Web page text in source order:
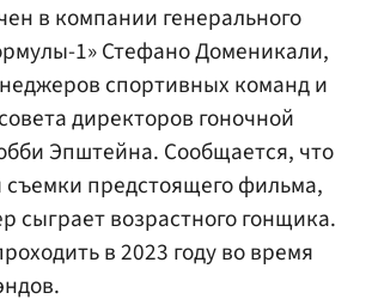
в компании генерального
1» Стефано Доменикали,
спортивных команд и
директоров гоночной
Эпштейна. Сообщается, что
съемки предстоящего фильма,
сыграет возрастного гонщика.
в 2023 году во время